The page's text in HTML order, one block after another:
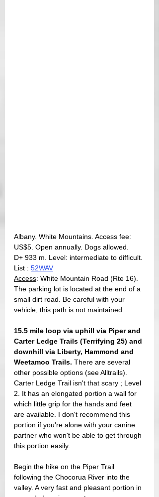
Albany. White Mountains. Access fee:
US$5. Open annually. Dogs allowed.
D+ 933 m. Level: intermediate to difficult.
List : 52WAV
Access: White Mountain Road (Rte 16).
The parking lot is located at the end of a
small dirt road. Be careful with your
vehicle, this path is not maintained.
15.5 mile loop via uphill via Piper and
Carter Ledge Trails (Terrifying 25) and
downhill via Liberty, Hammond and
Weetamoo Trails. There are several
other possible options (see Alltrails).
Carter Ledge Trail isn't that scary ; Level
2. It has an elongated portion a wall for
which little grip for the hands and feet
are available. I don't recommend this
portion if you're alone with your canine
partner who won't be able to get through
this portion easily.
Begin the hike on the Piper Trail
following the Chocorua River into the
valley. A very fast and pleasant portion in